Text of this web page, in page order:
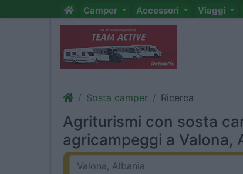
Camper Accessori Viaggi
Sosta camper Ricerca
Agriturismi con sosta
agricampeggi a Valona,